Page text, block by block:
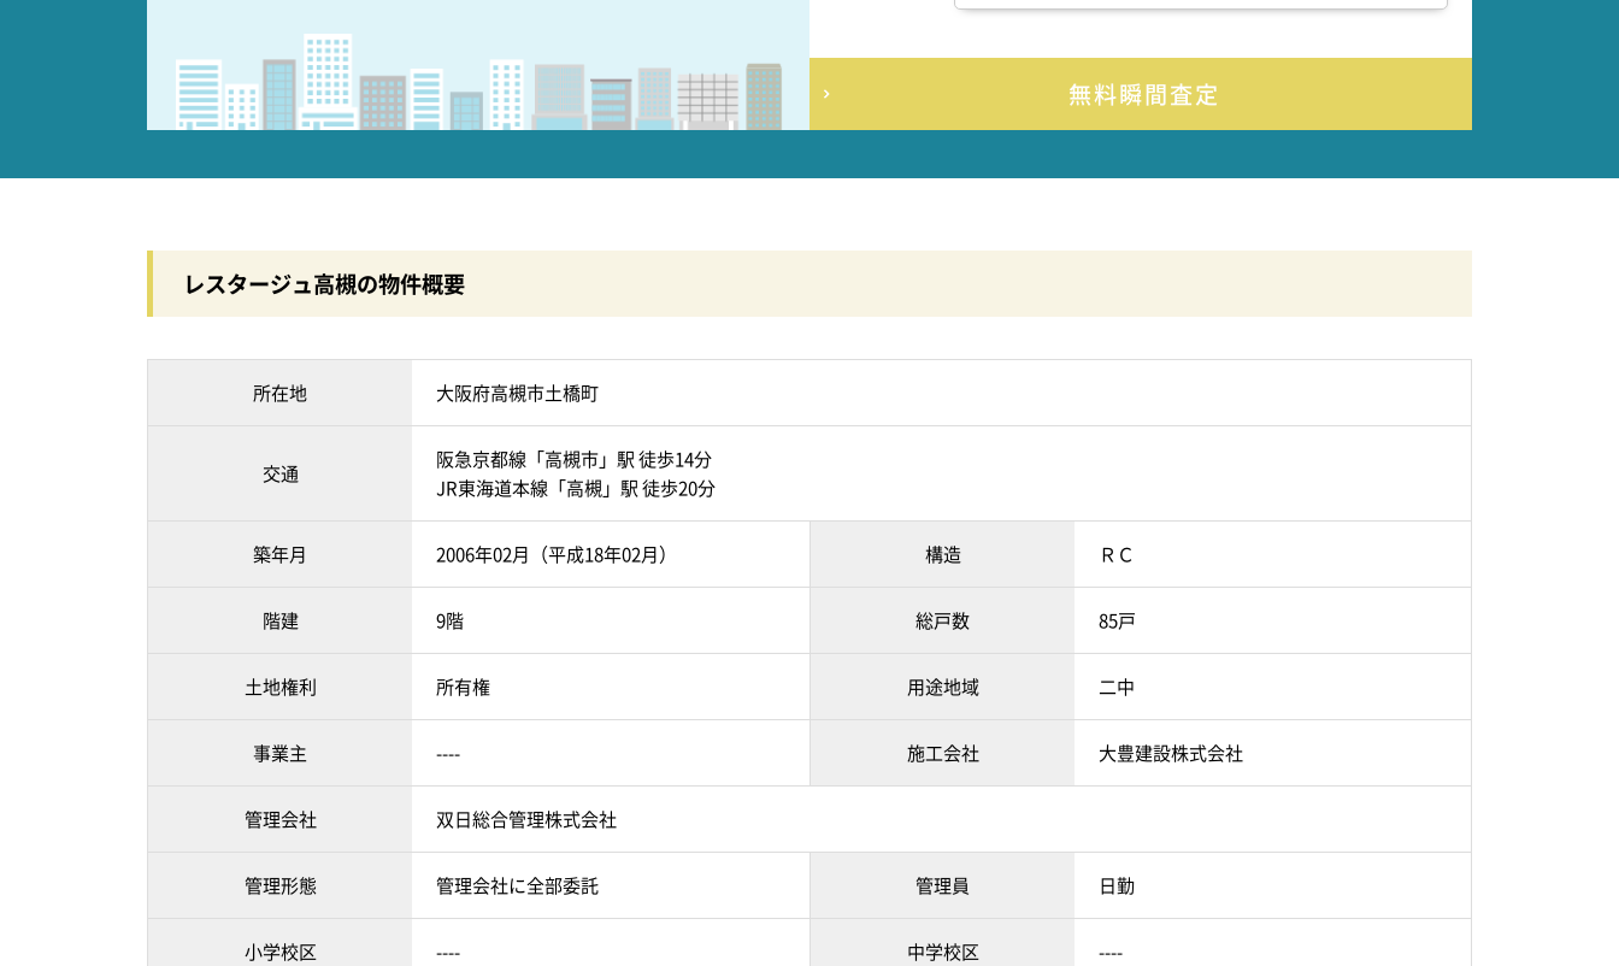
無料瞬間査定
レスタージュ高槻の物件概要
所在地 大阪府高槻市土橋町
交通
阪急京都線「高槻市」駅 徒歩14分
JR東海道本線「高槻」駅 徒歩20分
築年月 2006年02月（平成18年02月） 構造 ＲＣ
階建 9階 総戸数 85戸
土地権利 所有権 用途地域 二中
事業主 ---- 施工会社 大豊建設株式会社
管理会社 双日総合管理株式会社
管理形態 管理会社に全部委託 管理員 日勤
小学校区 ---- 中学校区 ----